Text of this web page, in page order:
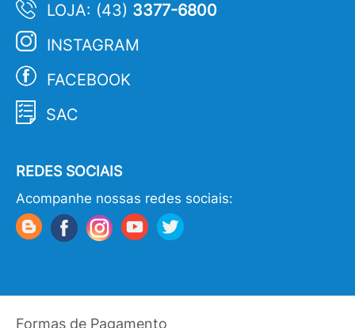
LOJA: (43) 3377-6800
INSTAGRAM
FACEBOOK
SAC
REDES SOCIAIS
Acompanhe nossas redes sociais:
Formas de Pagamento